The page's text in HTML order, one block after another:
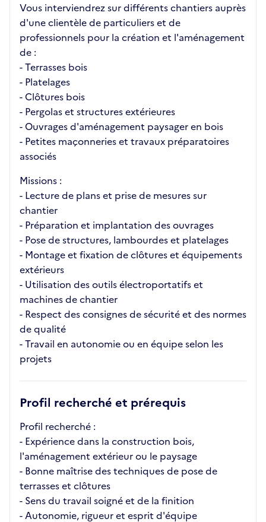
Vous interviendrez sur différents chantiers auprès
d'une clientèle de particuliers et de
professionnels pour la création et l'aménagement
de :
- Terrasses bois
- Platelages
- Clôtures bois
- Pergolas et structures extérieures
- Ouvrages d'aménagement paysager en bois
- Petites maçonneries et travaux préparatoires
associés
Missions :
- Lecture de plans et prise de mesures sur
chantier
- Préparation et implantation des ouvrages
- Pose de structures, lambourdes et platelages
- Montage et fixation de clôtures et équipements
extérieurs
- Utilisation des outils électroportatifs et
machines de chantier
- Respect des consignes de sécurité et des normes
de qualité
- Travail en autonomie ou en équipe selon les
projets
Profil recherché et prérequis
Profil recherché :
- Expérience dans la construction bois,
l'aménagement extérieur ou le paysage
- Bonne maîtrise des techniques de pose de
terrasses et clôtures
- Sens du travail soigné et de la finition
- Autonomie, rigueur et esprit d'équipe